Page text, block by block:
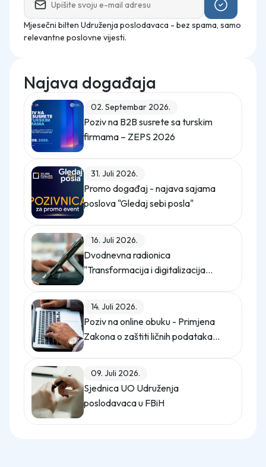
Mjesečni bilten Udruženja poslodavaca - bez spama, samo
relevantne poslovne vijesti.
Najava događaja
02. Septembar 2026.
Poziv na B2B susrete sa turskim
firmama – ZEPS 2026
31. Juli 2026.
Promo događaj - najava sajama
poslova "Gledaj sebi posla"
16. Juli 2026.
Dvodnevna radionica
"Transformacija i digitalizacija
14. Juli 2026.
Poziv na online obuku - Primjena
Zakona o zaštiti ličnih podataka
09. Juli 2026.
Sjednica UO Udruženja
poslodavaca u FBiH